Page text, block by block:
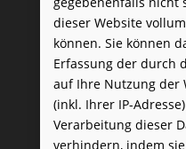
dieser Website
können. Sie können
Erfassung der durch
auf Ihre Nutzung der
(inkl. Ihrer IP-
Verarbeitung dieser
verhindern, indem